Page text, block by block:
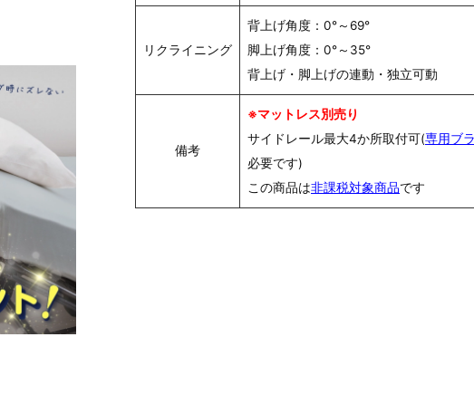
リクライニング
背上げ角度：0°～69°
脚上げ角度：0°～35°
背上げ・脚上げの連動・独立可動
備考
※マットレス別売り
サイドレール最大4か所取付可(専用ブ
必要です)
この商品は非課税対象商品です